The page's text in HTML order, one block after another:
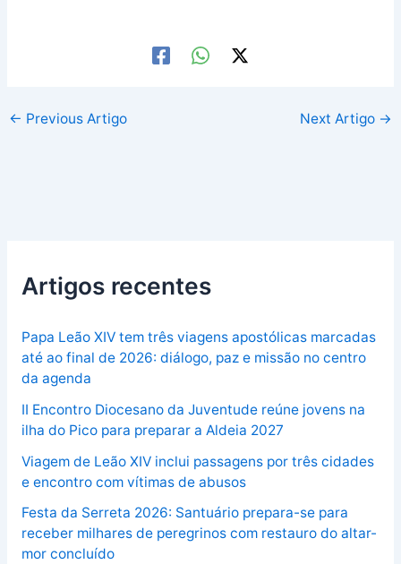
← Previous Artigo Next Artigo →
Artigos recentes
Papa Leão XIV tem três viagens apostólicas marcadas
até ao final de 2026: diálogo, paz e missão no centro
da agenda
II Encontro Diocesano da Juventude reúne jovens na
ilha do Pico para preparar a Aldeia 2027
Viagem de Leão XIV inclui passagens por três cidades
e encontro com vítimas de abusos
Festa da Serreta 2026: Santuário prepara-se para
receber milhares de peregrinos com restauro do altar-
mor concluído